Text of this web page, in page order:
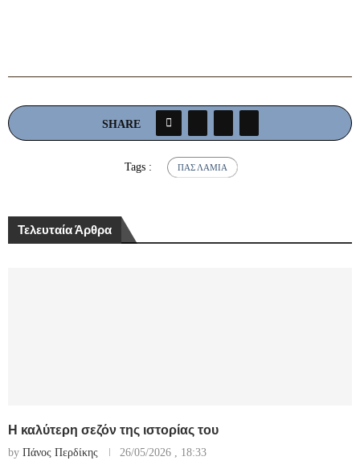
SHARE
Tags : ΠΑΣ ΛΑΜΊΑ
Τελευταία Άρθρα
Η καλύτερη σεζόν της ιστορίας του
by Πάνος Περδίκης 26/05/2026 , 18:33